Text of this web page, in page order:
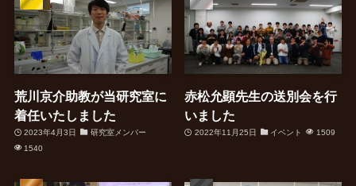
荒川京介助教が当研究室に
着任いたしました
2023年4月3日
研究室メンバー
1540
赤松允顕先生の送別会を行
いました
2022年11月25日 イベント 1509